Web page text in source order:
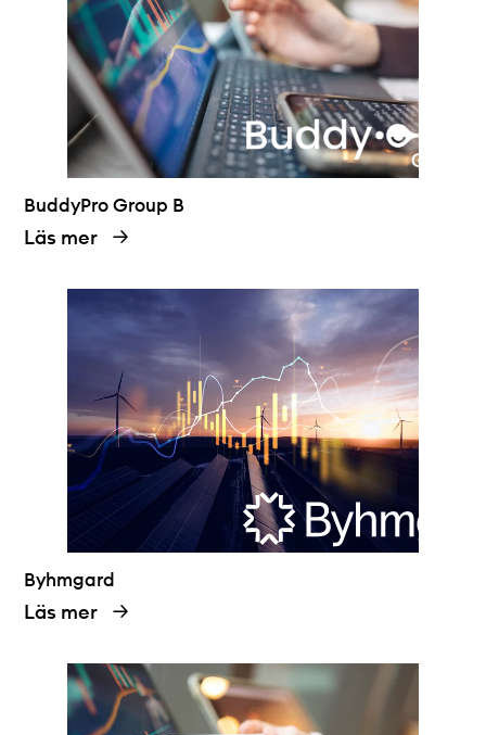
BuddyPro Group B
Läs mer
Byhmgard
Läs mer